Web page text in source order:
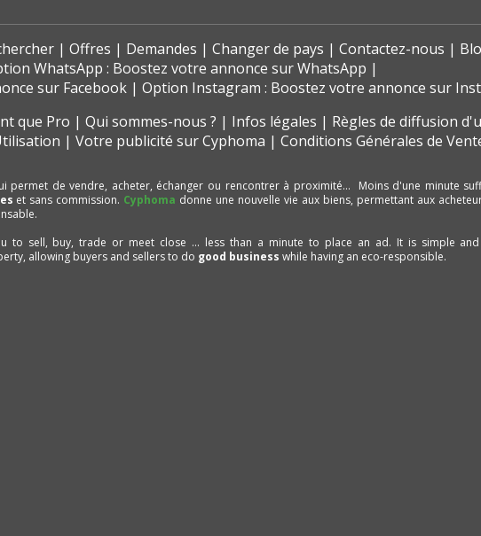
Offres Demandes Changer de pays Contactez-nous
WhatsApp : Boostez votre annonce sur WhatsApp
sur Facebook
Option Instagram : Boostez votre annonce sur
que Pro Qui sommes-nous ? Infos légales
Règles de diffusion
Votre publicité sur Cyphoma Conditions Générales de
permet de vendre, acheter, échanger ou rencontrer à proximité… Moins d'une minute
et sans commission. Cyphoma donne une nouvelle vie aux biens, permettant aux
to sell, buy, trade or meet close ... less than a minute to place an ad. It is simple and
allowing buyers and sellers to do good business while having an eco-responsible.